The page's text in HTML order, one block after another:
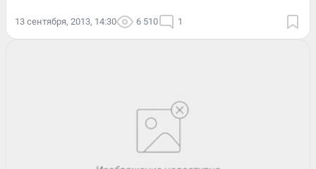
13 сентября, 2013, 14:30 6 510 1